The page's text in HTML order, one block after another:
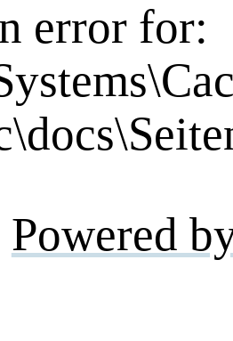
error for:
Powered